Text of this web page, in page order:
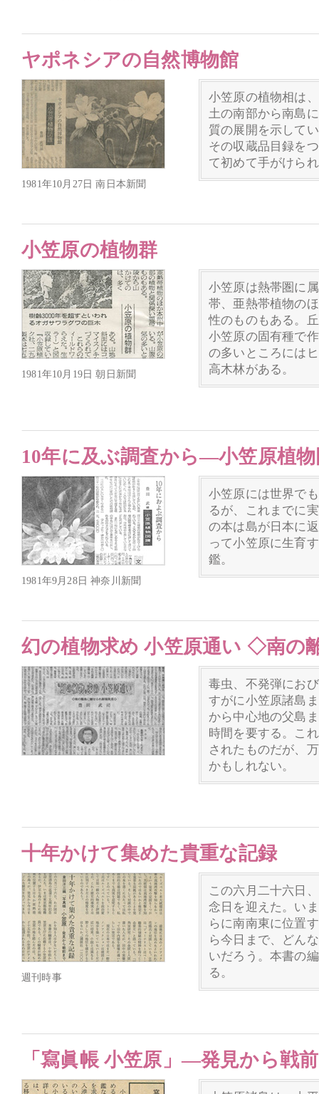
ヤポネシアの自然博物館
1981年10月27日 南日本新聞
小笠原の植物相は
土の南部から南島
質の展開を示して
その収蔵品目録を
て初めて手がけら
小笠原の植物群
1981年10月19日 朝日新聞
小笠原は熱帯圏に
帯、亜熱帯植物の
性のものもある。
小笠原の固有種で
の多いところには
高木林がある。
10年に及ぶ調査から―小笠原植
1981年9月28日 神奈川新聞
小笠原には世界で
るが、これまでに
の本は島が日本に
って小笠原に生育
鑑。
幻の植物求め 小笠原通い ◇南の
毒虫、不発弾にお
すがに小笠原諸島
から中心地の父島
時間を要する。こ
されたものだが、
かもしれない。
十年かけて集めた貴重な記録
週刊時事
この六月二十六日
念日を迎えた。い
らに南南東に位置
ら今日まで、どん
いだろう。本書の
る。
「寫眞帳 小笠原」―発見から戦